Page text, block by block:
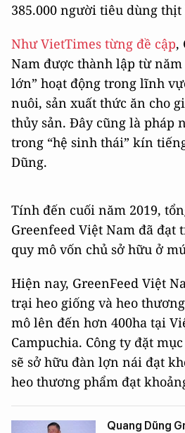
385.000 người tiêu dùng
Như VietTimes từng đề cập,
Nam được thành lập từ năm
lớn” hoạt động trong lĩnh
nuôi, sản xuất thức ăn cho
thủy sản. Đây cũng là pháp
trong “hệ sinh thái” kín
Dũng.
Tính đến cuối năm 2019,
Greenfeed Việt Nam đã đạt
quy mô vốn chủ sở hữu ở
Hiện nay, GreenFeed Việt
trại heo giống và heo
mô lên đến hơn 400ha tại
Campuchia. Công ty đặt
sẽ sở hữu đàn lợn nái đạt
heo thương phẩm đạt
Quang Dũng